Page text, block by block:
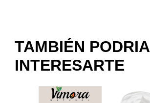
TAMBIÉN PODRIA
INTERESARTE